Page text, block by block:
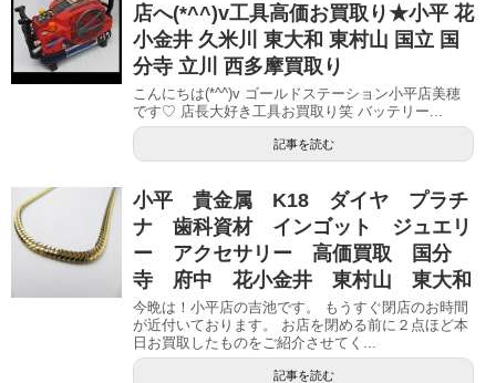
店へ(*^^)v工具高価お買取り★小平 花
小金井 久米川 東大和 東村山 国立 国
分寺 立川 西多摩買取り
こんにちは(*^^)v ゴールドステーション小平店美穂
です♡ 店長大好き工具お買取り笑 バッテリー...
記事を読む
小平 貴金属 K18 ダイヤ プラチ
ナ 歯科資材 インゴット ジュエリ
ー アクセサリー 高価買取 国分
寺 府中 花小金井 東村山 東大和
今晩は！小平店の吉池です。 もうすぐ閉店のお時間
が近付いております。 お店を閉める前に２点ほど本
日お買取したものをご紹介させてく...
記事を読む